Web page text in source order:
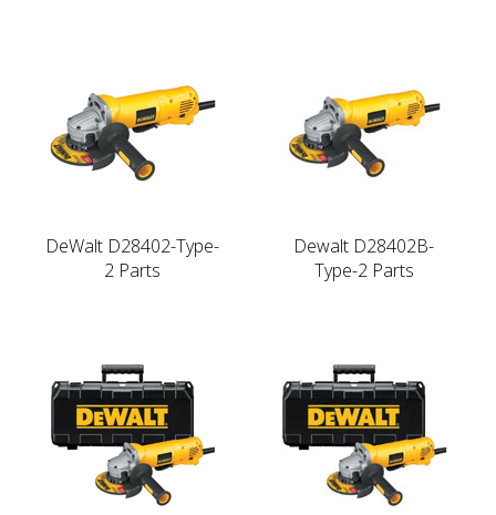
DeWalt D28402-Type-
2 Parts
Dewalt D28402B-
Type-2 Parts